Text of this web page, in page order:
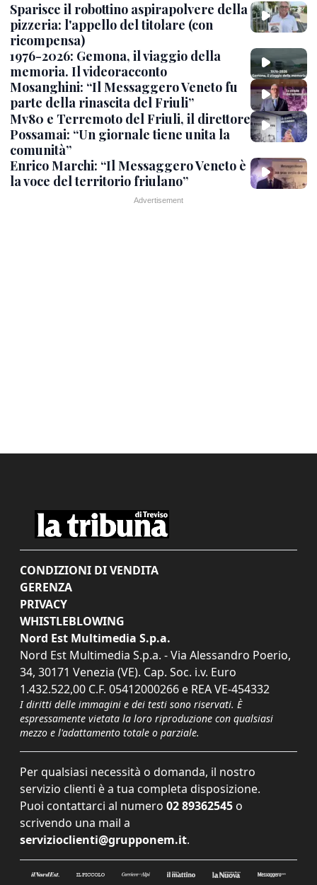
Sparisce il robottino aspirapolvere della
pizzeria: l'appello del titolare (con
ricompensa)
1976-2026: Gemona, il viaggio della
memoria. Il videoracconto
Mosanghini: “Il Messaggero Veneto fu
parte della rinascita del Friuli”
Mv80 e Terremoto del Friuli, il direttore
Possamai: “Un giornale tiene unita la
comunità”
Enrico Marchi: “Il Messaggero Veneto è
la voce del territorio friulano”
CONDIZIONI DI VENDITA
GERENZA
PRIVACY
WHISTLEBLOWING
Nord Est Multimedia S.p.a.
Nord Est Multimedia S.p.a. - Via Alessandro Poerio,
34, 30171 Venezia (VE). Cap. Soc. i.v. Euro
1.432.522,00 C.F. 05412000266 e REA VE-454332
I diritti delle immagini e dei testi sono riservati. È
espressamente vietata la loro riproduzione con qualsiasi
mezzo e l'adattamento totale o parziale.
Per qualsiasi necessità o domanda, il nostro
servizio clienti è a tua completa disposizione.
Puoi contattarci al numero 02 89362545 o
scrivendo una mail a
servizioclienti@grupponem.it.